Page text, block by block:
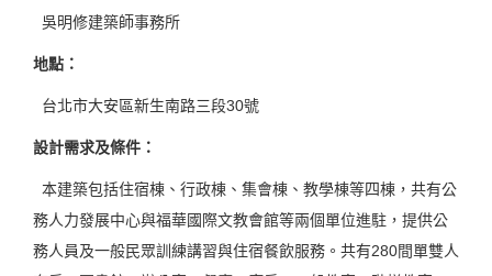
吳明修建築師事務所
地點 ：
台北市大安區新生南路三段30號
設計需求及條件 ：
本建築包括住宿棟、行政棟、集會棟、教學棟等四棟，共有公
務人力發展中心與福華國際文教會館等兩個單位進駐，提供公
務人員及一般民眾訓練講習與住宿餐飲服務。共有280間單雙人